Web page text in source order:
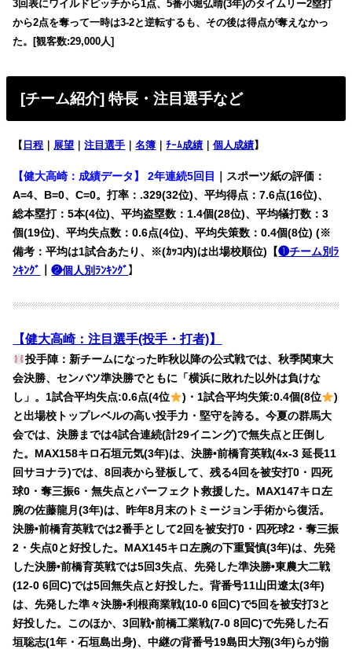
3回表にワイルドピッチから1点、5番小堀弘晴(3年)のタイムリー2塁打
から2点を奪って一時は3-2と逆転するも、その後は得点が奪えなかっ
た。[観客数:29,000人]
[チーム紹介] 特長・注目選手など
【 日程 ｜ 展望 ｜注目選手 ｜名簿 ｜ﾁｰﾑ成績 ｜個人成績】
【健大高崎：成績データ】 2年連続5回目
｜スポーツ紙の評価：
A=4、B=0、C=0。打率：.329(32位)、平均得点：7.6点(16位)、
総本塁打：5本(4位)、平均盗塁数：1.4個(28位)、平均犠打数：3
個(19位)、平均失点数：0.6点(4位)、平均失策数：0.4個(8位) (※
備考：平均は1試合あたり、※(ｶｯｺ内)は出場校順位)【❶チーム別ﾗ
ﾝｷﾝｸﾞ
｜❷個人別ﾗﾝｷﾝｸﾞ 】
【健大高崎：注目選手(投手・打者)】
投手陣：新チームになった昨秋以降の公式戦では、秋季関東大
会決勝、センバツ準決勝でともに「横浜に敗れた以外は負けな
し」。1試合平均失点:0.6点(4位
)・1試合平均失策:0.4個(8位
)
と出場校トップレベルの高い投手力・堅守を誇る。今夏の群馬大
会では、決勝までは4試合連続(計29イニング)で無失点と圧倒し
た。MAX158キロ石垣元気(3年)は、決勝•前橋育英戦(4x-3 延長11
回サヨナラ)では、8回表から登板して、残る4回を被安打0・四死
球0・奪三振6・無失点とパーフェクト救援した。MAX147キロ左
腕の佐藤龍月(3年)は、昨年8月末のトミージョン手術から復活。
決勝•前橋育英戦では2番手として2回を被安打0・四死球2・奪三振
2・失点0と好投した。MAX145キロ左腕の下重賢慎(3年)は、先発
した決勝•前橋育英戦では5回3失点、先発した準決勝•東農大二戦
(12-0 6回C)では5回無失点と好投した。背番号11山田遼太(3年)
は、先発した準々決勝•利根商業戦(10-0 6回C)で5回を被安打3と
好投した。このほか、3回戦•前橋工業戦(7-0 8回C)で先発した石
垣聡志(1年・石垣島出身)、中継の背番号19島田大翔(3年)らが揃